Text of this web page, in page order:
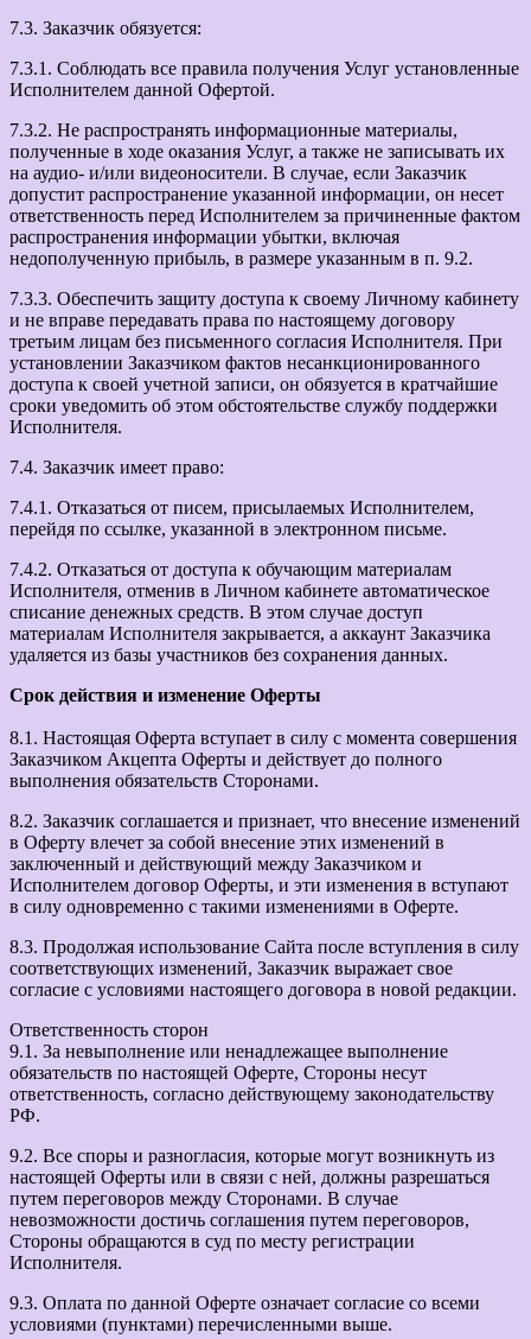
7.3. Заказчик обязуется:
7.3.1. Соблюдать все правила получения Услуг установленные
Исполнителем данной Офертой.
7.3.2. Не распространять информационные материалы,
полученные в ходе оказания Услуг, а также не записывать их
на аудио- и/или видеоносители. В случае, если Заказчик
допустит распространение указанной информации, он несет
ответственность перед Исполнителем за причиненные фактом
распространения информации убытки, включая
недополученную прибыль, в размере указанным в п. 9.2.
7.3.3. Обеспечить защиту доступа к своему Личному кабинету
и не вправе передавать права по настоящему договору
третьим лицам без письменного согласия Исполнителя. При
установлении Заказчиком фактов несанкционированного
доступа к своей учетной записи, он обязуется в кратчайшие
сроки уведомить об этом обстоятельстве службу поддержки
Исполнителя.
7.4. Заказчик имеет право:
7.4.1. Отказаться от писем, присылаемых Исполнителем,
перейдя по ссылке, указанной в электронном письме.
7.4.2. Отказаться от доступа к обучающим материалам
Исполнителя, отменив в Личном кабинете автоматическое
списание денежных средств. В этом случае доступ
материалам Исполнителя закрывается, а аккаунт Заказчика
удаляется из базы участников без сохранения данных.
Срок действия и изменение Оферты
8.1. Настоящая Оферта вступает в силу с момента совершения
Заказчиком Акцепта Оферты и действует до полного
выполнения обязательств Сторонами.
8.2. Заказчик соглашается и признает, что внесение изменений
в Оферту влечет за собой внесение этих изменений в
заключенный и действующий между Заказчиком и
Исполнителем договор Оферты, и эти изменения в вступают
в силу одновременно с такими изменениями в Оферте.
8.3. Продолжая использование Сайта после вступления в силу
соответствующих изменений, Заказчик выражает свое
согласие с условиями настоящего договора в новой редакции.
Ответственность сторон
9.1. За невыполнение или ненадлежащее выполнение
обязательств по настоящей Оферте, Стороны несут
ответственность, согласно действующему законодательству
РФ.
9.2. Все споры и разногласия, которые могут возникнуть из
настоящей Оферты или в связи с ней, должны разрешаться
путем переговоров между Сторонами. В случае
невозможности достичь соглашения путем переговоров,
Стороны обращаются в суд по месту регистрации
Исполнителя.
9.3. Оплата по данной Оферте означает согласие со всеми
условиями (пунктами) перечисленными выше.